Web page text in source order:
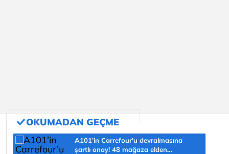
A101’in Carrefour’u devralmasına
şartlı onay! 48 mağaza elden